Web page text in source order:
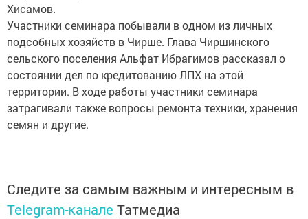
Хисамов.
Участники семинара побывали в одном из личных
подсобных хозяйств в Чирше. Глава Чиршинского
сельского поселения Альфат Ибрагимов рассказал о
состоянии дел по кредитованию ЛПХ на этой
территории. В ходе работы участники семинара
затрагивали также вопросы ремонта техники, хранения
семян и другие.
Следите за самым важным и интересным в
Telegram-канале Татмедиа